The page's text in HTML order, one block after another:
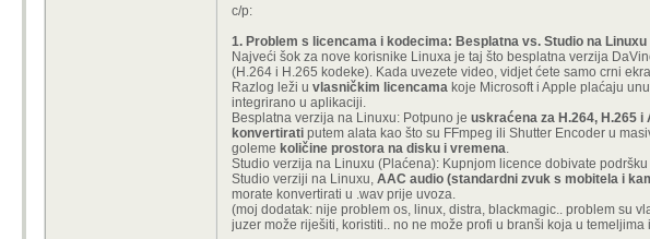
c/p:
1. Problem s licencama i kodecima: Besplatna vs. Studio na Linuxu
Najveći šok za nove korisnike Linuxa je taj što besplatna verzija
(H.264 i H.265 kodeke). Kada uvezete video, vidjet ćete samo crni
Razlog leži u vlasničkim licencama koje Microsoft i Apple plaćaju
integrirano u aplikaciji.
Besplatna verzija na Linuxu: Potpuno je uskraćena za H.264, H.265 i
konvertirati putem alata kao što su FFmpeg ili Shutter Encoder u
goleme količine prostora na disku i vremena.
Studio verzija na Linuxu (Plaćena): Kupnjom licence dobivate podršku
Studio verziji na Linuxu, AAC audio (standardni zvuk s mobitela i
morate konvertirati u .wav prije uvoza.
(moj dodatak: nije problem os, linux, distra, blackmagic.. problem su
juzer može riješiti, koristiti.. no ne može profi u branši koja u